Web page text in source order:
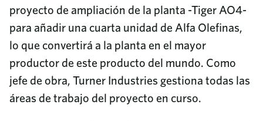
proyecto de ampliación de la planta -Tiger AO4-
para añadir una cuarta unidad de Alfa Olefinas,
lo que convertirá a la planta en el mayor
productor de este producto del mundo. Como
jefe de obra, Turner Industries gestiona todas las
áreas de trabajo del proyecto en curso.